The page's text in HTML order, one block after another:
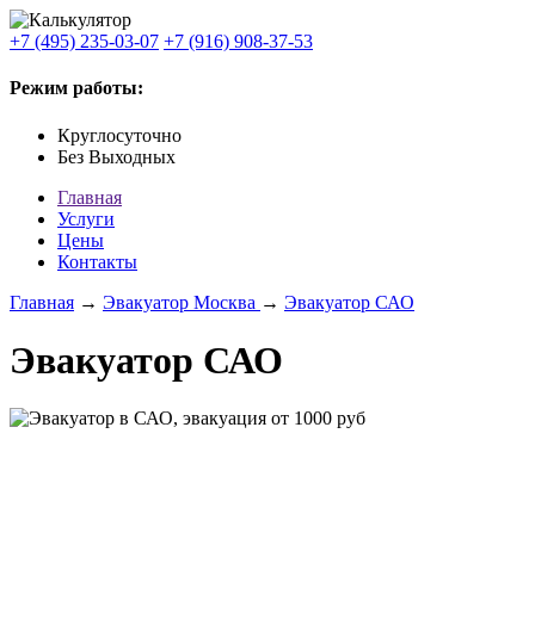
+7 (495) 235-03-07 +7 (916) 908-37-53
Режим работы:
Круглосуточно
Без Выходных
Главная
Услуги
Цены
Контакты
Главная → Эвакуатор Москва → Эвакуатор САО
Эвакуатор САО